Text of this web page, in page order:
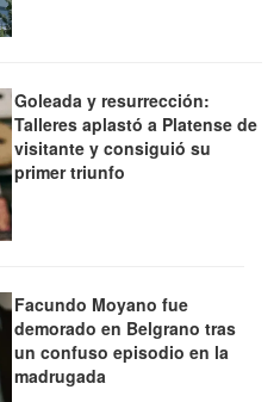
Goleada y resurrección:
Talleres aplastó a Platense de
visitante y consiguió su
primer triunfo
Facundo Moyano fue
demorado en Belgrano tras
un confuso episodio en la
madrugada